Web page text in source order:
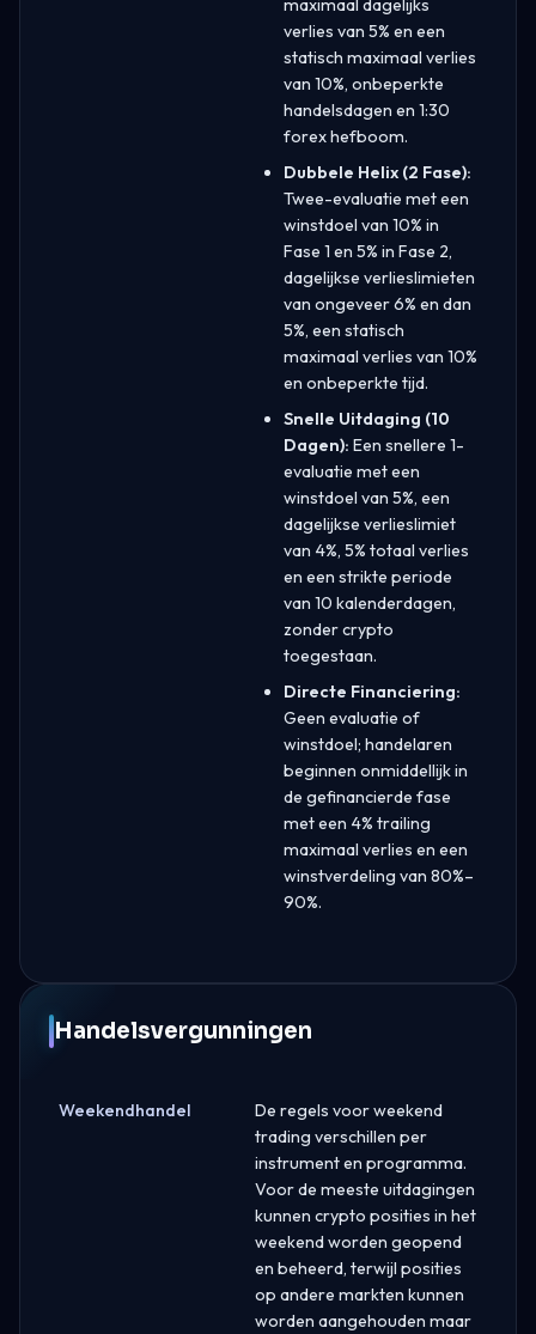
verlies van 5% en een
statisch maximaal verlies
van 10%, onbeperkte
handelsdagen en 1:30
forex hefboom.
Dubbele Helix (2 Fase):
Twee-evaluatie met een
winstdoel van 10% in
Fase 1 en 5% in Fase 2,
dagelijkse verlieslimieten
van ongeveer 6% en dan
5%, een statisch
maximaal verlies van 10%
en onbeperkte tijd.
Snelle Uitdaging (10
Dagen): Een snellere 1-
evaluatie met een
winstdoel van 5%, een
dagelijkse verlieslimiet
van 4%, 5% totaal verlies
en een strikte periode
van 10 kalenderdagen,
zonder crypto
toegestaan.
Directe Financiering:
Geen evaluatie of
winstdoel; handelaren
beginnen onmiddellijk in
de gefinancierde fase
met een 4% trailing
maximaal verlies en een
winstverdeling van 80%–
90%.
Handelsvergunningen
Weekendhandel
De regels voor weekend
trading verschillen per
instrument en programma.
Voor de meeste uitdagingen
kunnen crypto posities in het
weekend worden geopend
en beheerd, terwijl posities
op andere markten kunnen
worden aangehouden maar